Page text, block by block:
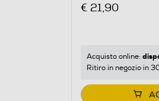
€ 21,90
Acquisto online:
Ritiro in negozio in